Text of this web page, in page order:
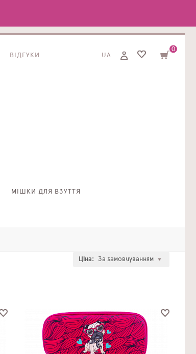
ВІДГУКИ UA
0
МІШКИ ДЛЯ ВЗУТТЯ
Ціна: За замовчуванням